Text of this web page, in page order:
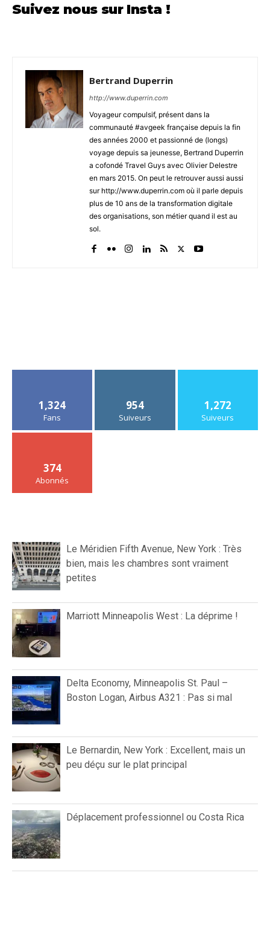
Suivez nous sur Insta !
Bertrand Duperrin
http://www.duperrin.com
Voyageur compulsif, présent dans la
communauté #avgeek française depuis la fin
des années 2000 et passionné de (longs)
voyage depuis sa jeunesse, Bertrand Duperrin
a cofondé Travel Guys avec Olivier Delestre
en mars 2015. On peut le retrouver aussi aussi
sur http://www.duperrin.com où il parle depuis
plus de 10 ans de la transformation digitale
des organisations, son métier quand il est au
sol.
1,324
Fans
954
Suiveurs
1,272
Suiveurs
374
Abonnés
Le Méridien Fifth Avenue, New York : Très
bien, mais les chambres sont vraiment
petites
Marriott Minneapolis West : La déprime !
Delta Economy, Minneapolis St. Paul –
Boston Logan, Airbus A321 : Pas si mal
Le Bernardin, New York : Excellent, mais un
peu déçu sur le plat principal
Déplacement professionnel ou Costa Rica